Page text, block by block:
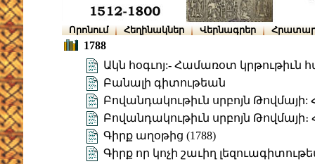
Որոնում Հեղինակներ Վերնագրեր
1788
Ակն հօգւոյ:- Համառօտ կրթութիւն
Բանալի գիտութեան
Բովանդակութիւն սրբոյն Թովմայի:
Բովանդակութիւն սրբոյն Թովմայի։
Գիրք աղօթից (1788)
Գիրք որ կոչի շաւիղ